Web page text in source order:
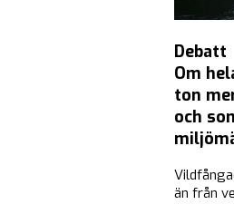
Debatt
Om
ton
och
än från